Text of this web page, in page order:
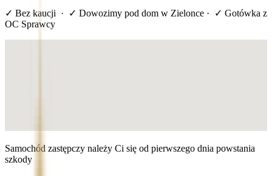
✓ Bez kaucji · ✓ Dowozimy pod dom w Zielonce · ✓ Gotówka z
OC Sprawcy
Samochód zastępczy należy Ci się od pierwszego dnia powstania
szkody